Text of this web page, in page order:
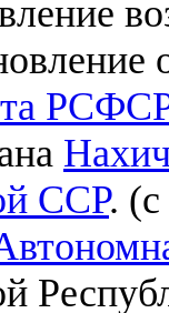
РСФСР
ССР. (с